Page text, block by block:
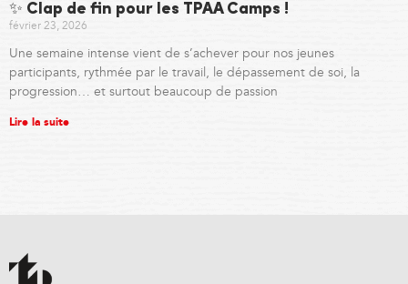
✨ Clap de fin pour les TPAA Camps !
février 23, 2026
Une semaine intense vient de s’achever pour nos jeunes
participants, rythmée par le travail, le dépassement de soi, la
progression… et surtout beaucoup de passion
Lire la suite